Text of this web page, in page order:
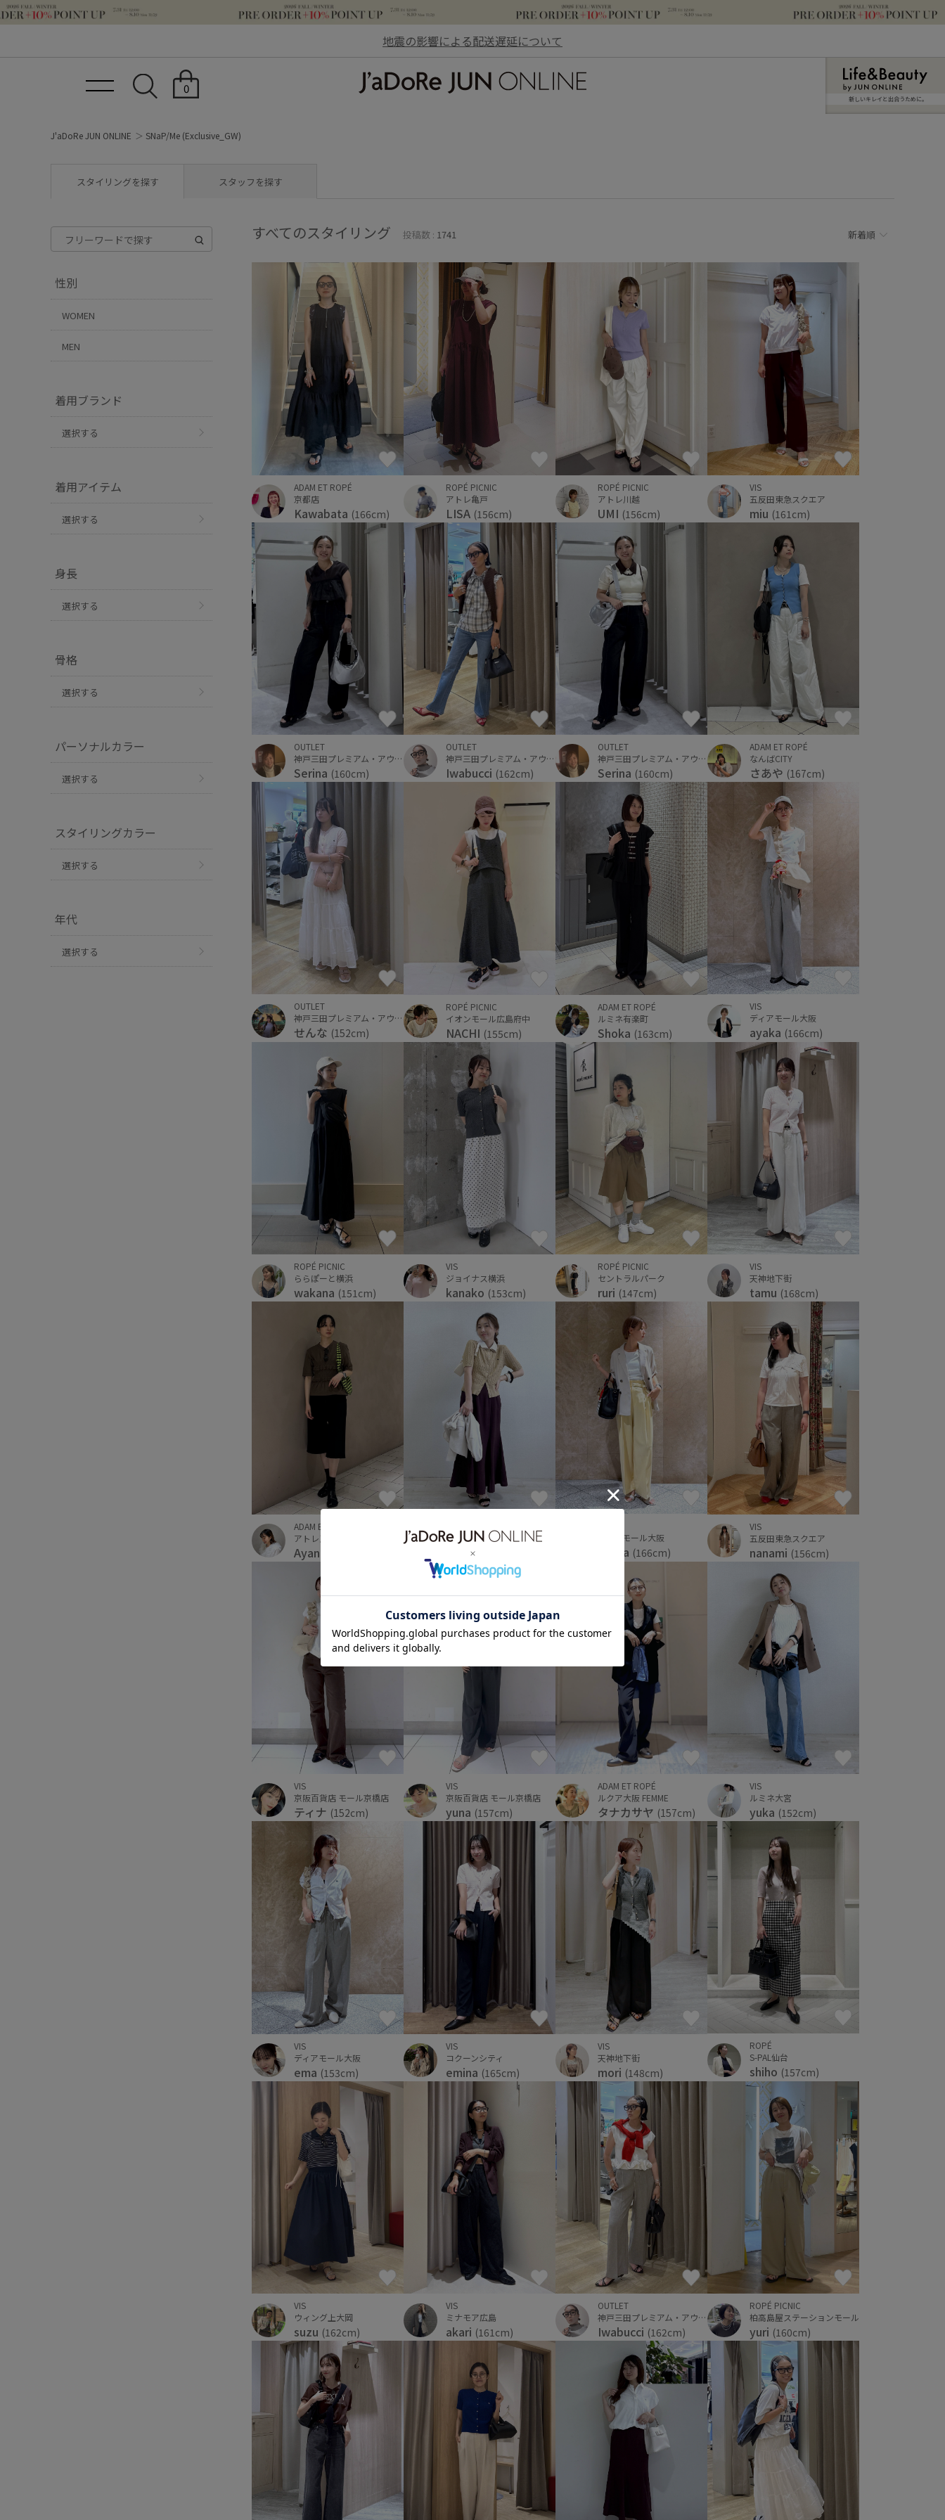
地震の影響による配送遅延について
0
新しいキレイと出合うために。
J'aDoRe JUN ONLINE SNaP/Me (Exclusive_GW)
スタイリングを探す スタッフを探す
性別
WOMEN
MEN
着用ブランド
選択する
着用アイテム
選択する
身長
選択する
骨格
選択する
パーソナルカラー
選択する
スタイリングカラー
選択する
年代
選択する
すべてのスタイリング 投稿数 : 1741 新着順
ADAM ET ROPÉ
京都店
Kawabata (166cm)
ROPÉ PICNIC
アトレ亀戸
LISA (156cm)
ROPÉ PICNIC
アトレ川越
UMI (156cm)
VIS
五反田東急スクエア
miu (161cm)
OUTLET
神戸三田プレミアム・アウトレット
Serina (160cm)
OUTLET
神戸三田プレミアム・アウトレット
Iwabucci (162cm)
OUTLET
神戸三田プレミアム・アウトレット
Serina (160cm)
ADAM ET ROPÉ
なんばCITY
さあや (167cm)
OUTLET
神戸三田プレミアム・アウトレット
せんな (152cm)
ROPÉ PICNIC
イオンモール広島府中
NACHI (155cm)
ADAM ET ROPÉ
ルミネ有楽町
Shoka (163cm)
VIS
ディアモール大阪
ayaka (166cm)
ROPÉ PICNIC
ららぽーと横浜
wakana (151cm)
VIS
ジョイナス横浜
kanako (153cm)
ROPÉ PICNIC
セントラルパーク
ruri (147cm)
VIS
天神地下街
tamu (168cm)
ADAM ET ROPÉ
アトレ恵比寿
Ayane
ルミネ大宮
yuka(152cm)
ディアモール大阪
ayaka (166cm)
VIS
五反田東急スクエア
nanami (156cm)
VIS
京阪百貨店 モール京橋店
ティナ (152cm)
VIS
京阪百貨店 モール京橋店
yuna (157cm)
ADAM ET ROPÉ
ルクア大阪 FEMME
タナカサヤ (157cm)
VIS
ルミネ大宮
yuka (152cm)
VIS
ディアモール大阪
ema (153cm)
VIS
コクーンシティ
emina (165cm)
VIS
天神地下街
mori (148cm)
ROPÉ
S-PAL仙台
shiho (157cm)
VIS
ウィング上大岡
suzu (162cm)
VIS
ミナモア広島
akari (161cm)
OUTLET
神戸三田プレミアム・アウトレット
Iwabucci (162cm)
ROPÉ PICNIC
柏高島屋ステーションモール
yuri (160cm)